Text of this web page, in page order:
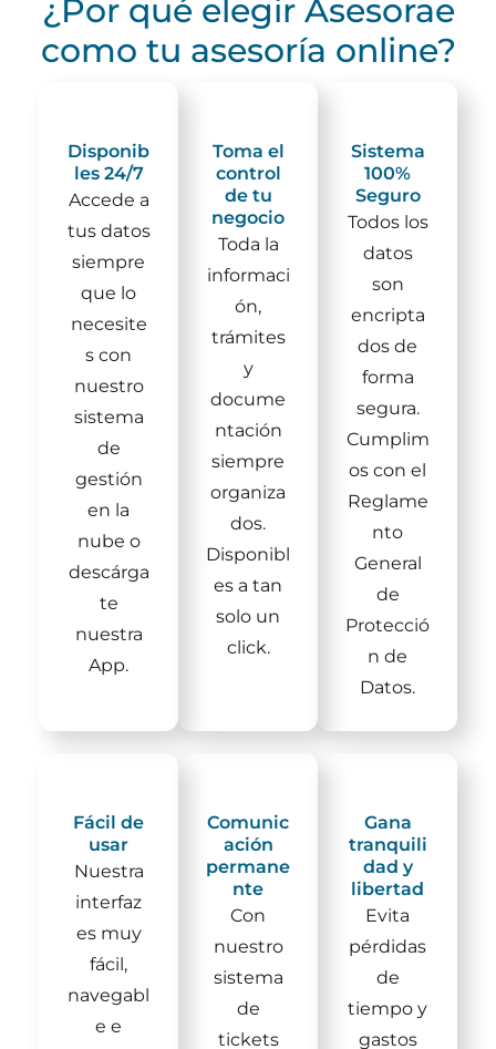
¿Por qué elegir Asesorae
como tu asesoría online?
Disponib
les 24/7
Accede a
tus datos
siempre
que lo
necesite
s con
nuestro
sistema
de
gestión
en la
nube o
descárga
te
nuestra
App.
Toma el
control
de tu
negocio
Toda la
informaci
ón,
trámites
y
docume
ntación
siempre
organiza
dos.
Disponibl
es a tan
solo un
click.
Sistema
100%
Seguro
Todos los
datos
son
encripta
dos de
forma
segura.
Cumplim
os con el
Reglame
nto
General
de
Protecció
n de
Datos.
Fácil de
usar
Nuestra
interfaz
es muy
fácil,
navegabl
e e
Comunic
ación
permane
nte
Con
nuestro
sistema
de
tickets
Gana
tranquili
dad y
libertad
Evita
pérdidas
de
tiempo y
gastos